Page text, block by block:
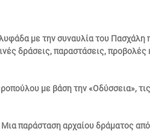
με την συναυλία του Πασχάλη
δράσεις, παραστάσεις,
με βάση την «Οδύσσεια»,
παράσταση αρχαίου δράματος